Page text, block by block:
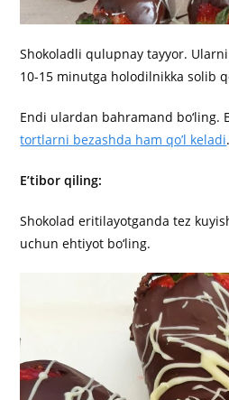
Shokoladli qulupnay tayyor.
10-15 minutga holodilnikka solib
Endi ulardan bahramand bo‘ling.
tortlarni bezashda ham qo’l keladi.
E’tibor qiling:
Shokolad eritilayotganda tez
uchun ehtiyot bo‘ling.